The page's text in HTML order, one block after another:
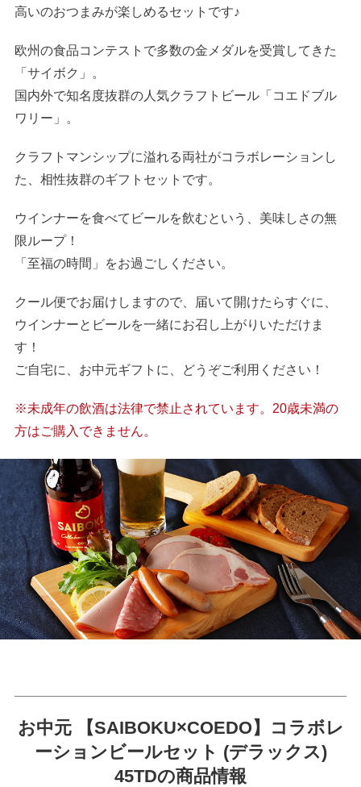
高いのおつまみが楽しめるセットです♪
欧州の食品コンテストで多数の金メダルを受賞してきた
「サイボク」。
国内外で知名度抜群の人気クラフトビール「コエドブル
ワリー」。
クラフトマンシップに溢れる両社がコラボレーションし
た、相性抜群のギフトセットです。
ウインナーを食べてビールを飲むという、美味しさの無
限ループ！
「至福の時間」をお過ごしください。
クール便でお届けしますので、届いて開けたらすぐに、
ウインナーとビールを一緒にお召し上がりいただけま
す！
ご自宅に、お中元ギフトに、どうぞご利用ください！
※未成年の飲酒は法律で禁止されています。20歳未満の
方はご購入できません。
お中元 【SAIBOKU×COEDO】コラボレ
ーションビールセット (デラックス)
45TDの商品情報